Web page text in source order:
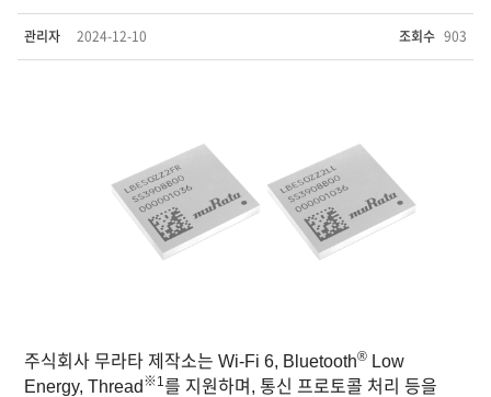
관리자 2024-12-10 조회수 903
주식회사 무라타 제작소는 Wi‑Fi 6, Bluetooth® Low
Energy, Thread ※1 를 지원하며, 통신 프로토콜 처리 등을